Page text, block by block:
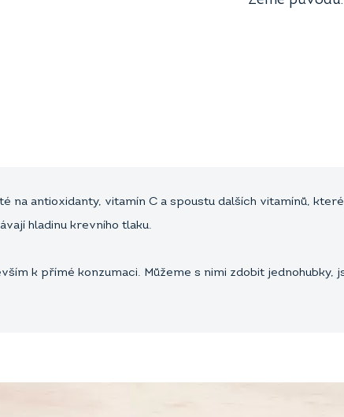
na antioxidanty, vitamín C a spoustu dalších vitamínů,
hladinu krevního tlaku.
k přímé konzumaci. Můžeme s nimi zdobit jednohubky,